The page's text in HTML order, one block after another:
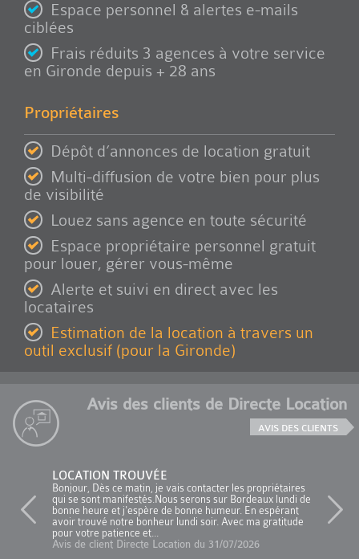
Espace personnel & alertes e-mails
ciblées
Frais réduits 3 agences à votre service
en Gironde depuis + 28 ans
Propriétaires
Dépôt d’annonces de location gratuit
Multi-diffusion de votre bien pour plus
de visibilité
Louez sans agence en toute sécurité
Espace propriétaire personnel gratuit
pour louer, gérer vous-même
Alerte et suivi en direct avec les
locataires
Estimation de la location à travers un
outil exclusif (pour la Gironde)
Avis des clients de Directe Location
AVIS DES CLIENTS
LOCATION TROUVÉE
Bonjour, Dès ce matin, je vais contacter les propriétaires
qui se sont manifestés.Nous serons sur Bordeaux lundi de
bonne heure et j'espère de bonne humeur. En espérant
avoir trouvé notre bonheur lundi soir. Avec ma gratitude
pour votre patience et...
Avis de client Directe Location du 31/07/2026